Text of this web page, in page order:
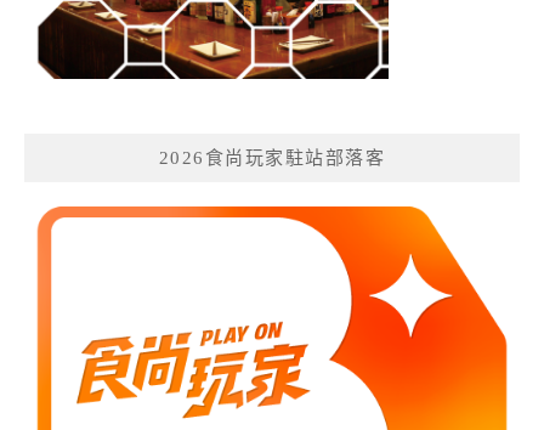
2026食尚玩家駐站部落客